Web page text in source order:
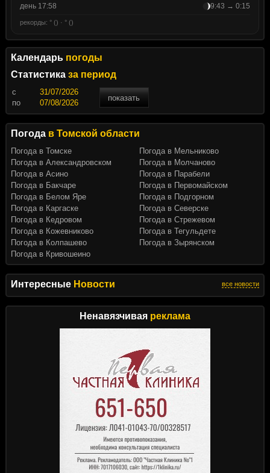
Интересные Новости все новости
Ненавязчивая реклама
день 17:58
9:43 → 0:15
рекорды: ° () · ° ()
Календарь погоды
Статистика за период
c
показать
по
Погода в Томской области
Погода в Томске
Погода в Александровском
Погода в Асино
Погода в Бакчаре
Погода в Белом Яре
Погода в Каргаске
Погода в Кедровом
Погода в Кожевниково
Погода в Колпашево
Погода в Кривошеино
Погода в Мельниково
Погода в Молчаново
Погода в Парабели
Погода в Первомайском
Погода в Подгорном
Погода в Северске
Погода в Стрежевом
Погода в Тегульдете
Погода в Зырянском